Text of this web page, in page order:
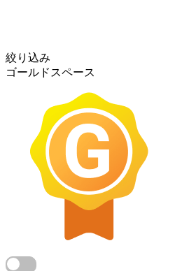
絞り込み
ゴールドスペース